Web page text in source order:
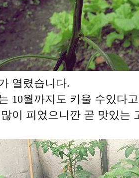
열렸습니다.
10월까지도 키울 수있다
이 피었으니깐 곧 맛있는